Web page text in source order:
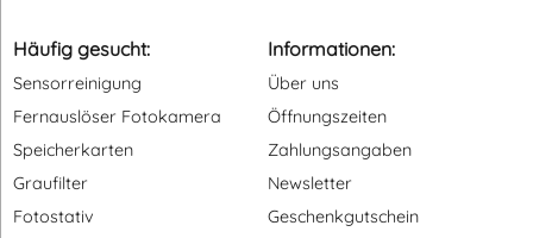
Häufig gesucht:
Sensorreinigung
Fernauslöser Fotokamera
Speicherkarten
Graufilter
Fotostativ
Informationen:
Über uns
Öffnungszeiten
Zahlungsangaben
Newsletter
Geschenkgutschein